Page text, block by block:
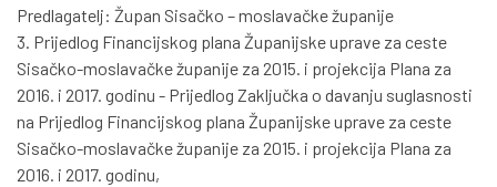
Predlagatelj: Župan Sisačko – moslavačke županije
3. Prijedlog Financijskog plana Županijske uprave za ceste
Sisačko-moslavačke županije za 2015. i projekcija Plana za
2016. i 2017. godinu - Prijedlog Zaključka o davanju suglasnosti
na Prijedlog Financijskog plana Županijske uprave za ceste
Sisačko-moslavačke županije za 2015. i projekcija Plana za
2016. i 2017. godinu,